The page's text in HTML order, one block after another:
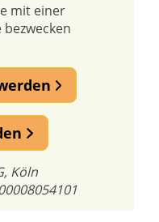
mit einer
Köln